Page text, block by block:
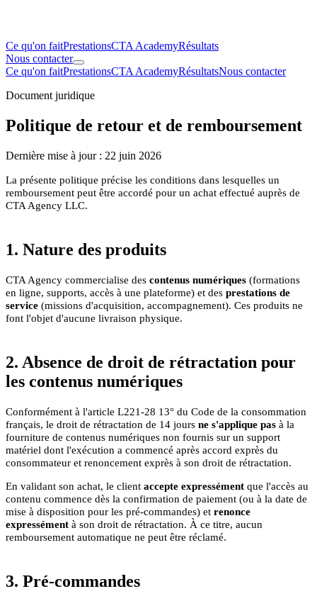
Ce qu'on faitPrestationsCTA AcademyRésultats
Nous contacter
Ce qu'on faitPrestationsCTA AcademyRésultatsNous contacter
Document juridique
Politique de retour et de remboursement
Dernière mise à jour : 22 juin 2026
La présente politique précise les conditions dans lesquelles un
remboursement peut être accordé pour un achat effectué auprès de
CTA Agency LLC.
1. Nature des produits
CTA Agency commercialise des contenus numériques (formations
en ligne, supports, accès à une plateforme) et des prestations de
service (missions d'acquisition, accompagnement). Ces produits ne
font l'objet d'aucune livraison physique.
2. Absence de droit de rétractation pour
les contenus numériques
Conformément à l'article L221-28 13° du Code de la consommation
français, le droit de rétractation de 14 jours ne s'applique pas à la
fourniture de contenus numériques non fournis sur un support
matériel dont l'exécution a commencé après accord exprès du
consommateur et renoncement exprès à son droit de rétractation.
En validant son achat, le client accepte expressément que l'accès au
contenu commence dès la confirmation de paiement (ou à la date de
mise à disposition pour les pré-commandes) et renonce
expressément à son droit de rétractation. À ce titre, aucun
remboursement automatique ne peut être réclamé.
3. Pré-commandes